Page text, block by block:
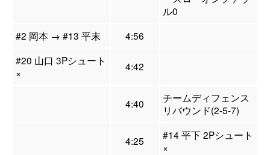
ル0
#2 岡本 → #13 平末
4:56
#20 山口 3Pシュート
×
4:42
4:40
チームディフェンス
リバウンド(2-5-7)
4:25
#14 平下 2Pシュート
×